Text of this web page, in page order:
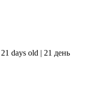
21 days old | 21 день